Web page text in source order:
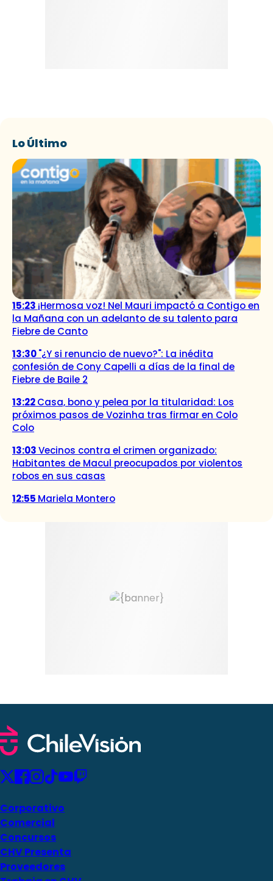
Lo Último
15:23 ¡Hermosa voz! Nel Mauri impactó a Contigo en
la Mañana con un adelanto de su talento para
Fiebre de Canto
13:30"¿Y si renuncio de nuevo?": La inédita
confesión de Cony Capelli a días de la final de
Fiebre de Baile 2
13:22Casa, bono y pelea por la titularidad: Los
próximos pasos de Vozinha tras firmar en Colo
Colo
13:03Vecinos contra el crimen organizado:
Habitantes de Macul preocupados por violentos
robos en sus casas
12:55 Mariela Montero
Corporativo
Comercial
Concursos
CHV Presenta
Proveedores